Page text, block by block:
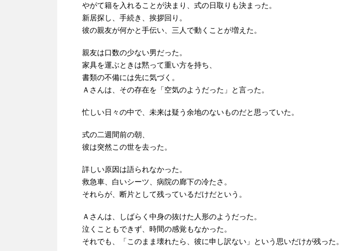
やがて籍を入れることが決まり、式の日取りも決まった。
新居探し、手続き、挨拶回り。
彼の親友が何かと手伝い、三人で動くことが増えた。
親友は口数の少ない男だった。
家具を運ぶときは黙って重い方を持ち、
書類の不備には先に気づく。
Ａさんは、その存在を「空気のようだった」と言った。
忙しい日々の中で、未来は疑う余地のないものだと思っていた。
式の二週間前の朝、
彼は突然この世を去った。
詳しい原因は語られなかった。
救急車、白いシーツ、病院の廊下の冷たさ。
それらが、断片として残っているだけだという。
Ａさんは、しばらく中身の抜けた人形のようだった。
泣くこともできず、時間の感覚もなかった。
それでも、「このまま壊れたら、彼に申し訳ない」という思いだけが残った。